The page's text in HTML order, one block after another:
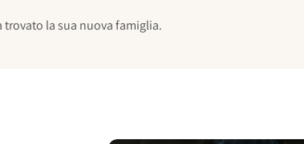
trovato la sua nuova famiglia.